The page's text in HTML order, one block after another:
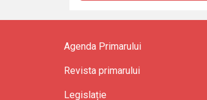
Agenda Primarului
Revista primarului
Legislație